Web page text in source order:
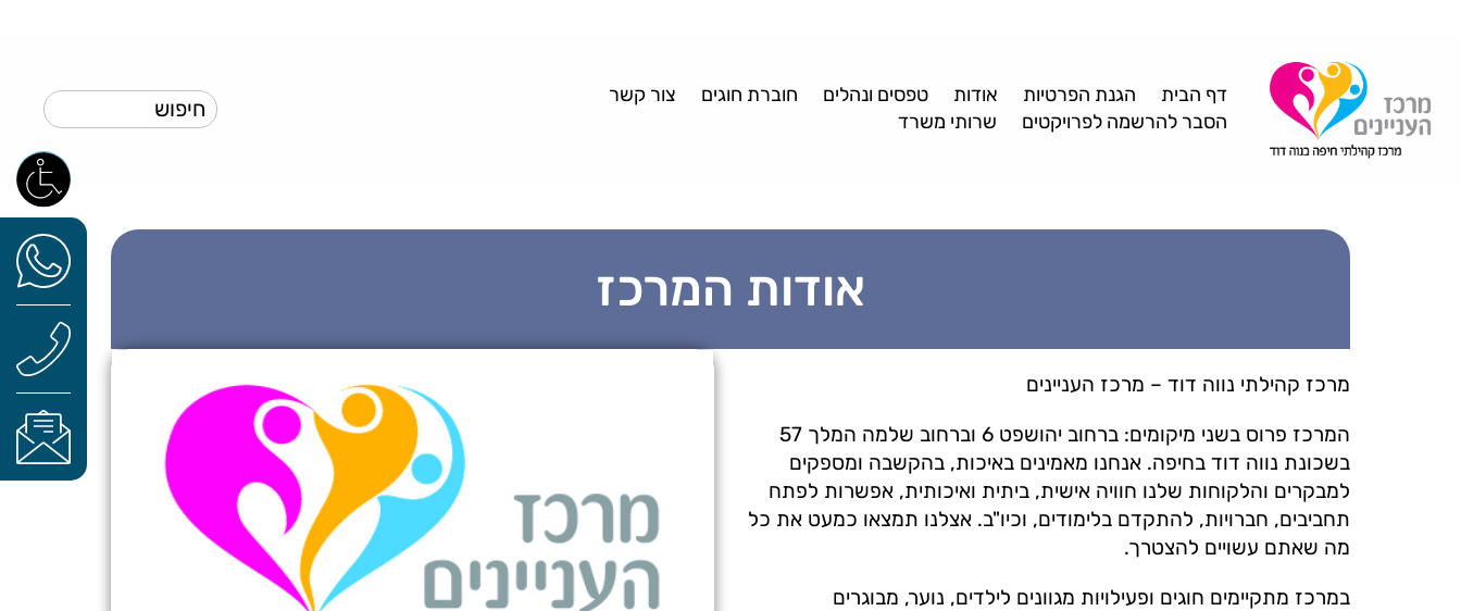
דף הבית הגנת הפרטיות אודות טפסים ונהלים חוברת חוגים
צור קשר
הסבר להרשמה לפרויקטים
שרותי משרד
אודות המרכז
מרכז קהילתי נווה דוד – מרכז העניינים
המרכז פרוס בשני מיקומים: ברחוב יהושפט 6 וברחוב שלמה המלך 57
בשכונת נווה דוד בחיפה. אנחנו מאמינים באיכות, בהקשבה ומספקים
למבקרים והלקוחות שלנו חוויה אישית, ביתית ואיכותית, אפשרות לפתח
תחביבים, חברויות, להתקדם בלימודים, וכיו"ב. אצלנו תמצאו כמעט את כל
מה שאתם עשויים להצטרך.
במרכז מתקיימים חוגים ופעילויות מגוונים לילדים, נוער, מבוגרים